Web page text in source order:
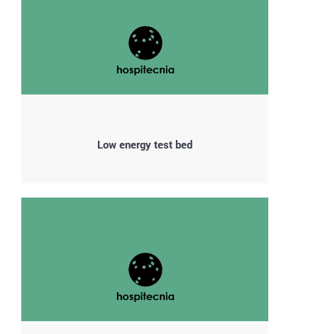
Low energy test bed